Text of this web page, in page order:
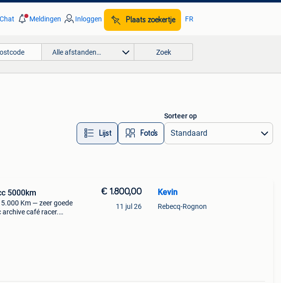
Chat Meldingen Inloggen Plaats zoekertje FR
Alle afstanden… Zoek
Lijst Foto’s
Sorteer op
5000km
Km — zeer goede
café racer.
€ 1.800,00
11 jul 26
Kevin
Rebecq-Rognon